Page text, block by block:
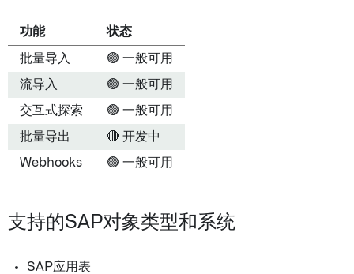
功能 状态
批量导入 🟢 一般可用
流导入 🟢 一般可用
交互式探索 🟢 一般可用
批量导出 🔴 开发中
Webhooks 🟢 一般可用
支持的SAP对象类型和系统
SAP应用表